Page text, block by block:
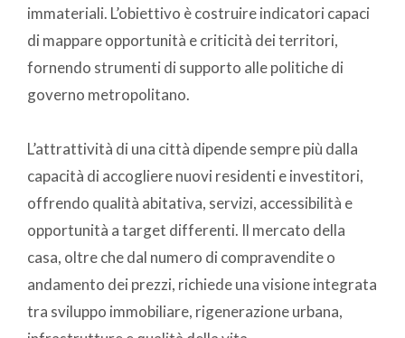
immateriali. L’obiettivo è costruire indicatori capaci
di mappare opportunità e criticità dei territori,
fornendo strumenti di supporto alle politiche di
governo metropolitano.
L’attrattività di una città dipende sempre più dalla
capacità di accogliere nuovi residenti e investitori,
offrendo qualità abitativa, servizi, accessibilità e
opportunità a target differenti. Il mercato della
casa, oltre che dal numero di compravendite o
andamento dei prezzi, richiede una visione integrata
tra sviluppo immobiliare, rigenerazione urbana,